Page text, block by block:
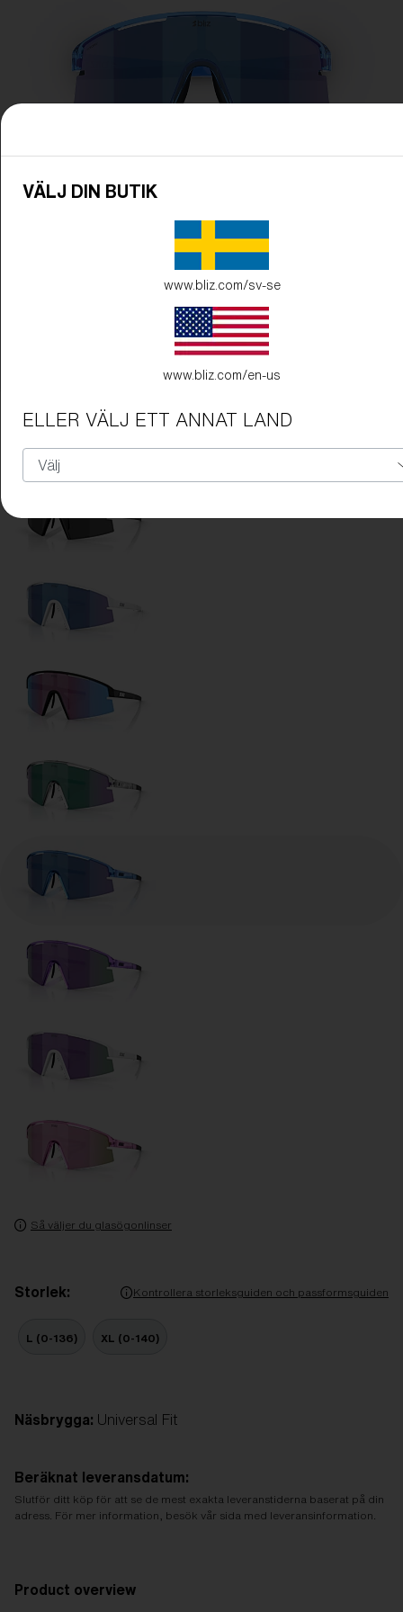
Ramfärg: Genomskinlig blå
Linsfärg:Rök/Blå Flerfärgad
Så väljer du glasögonlinser
Storlek: Kontrollera storleksguiden och passformsguiden
L (0-136) XL (0-140)
Näsbrygga: Universal Fit
Beräknat leveransdatum:
Slutför ditt köp för att se de mest exakta leveranstiderna baserat på din
adress. För mer information, besök vår sida med leveransinformation.
Product overview
VÄLJ DIN BUTIK
www.bliz.com/sv-se
www.bliz.com/en-us
ELLER VÄLJ ETT ANNAT LAND